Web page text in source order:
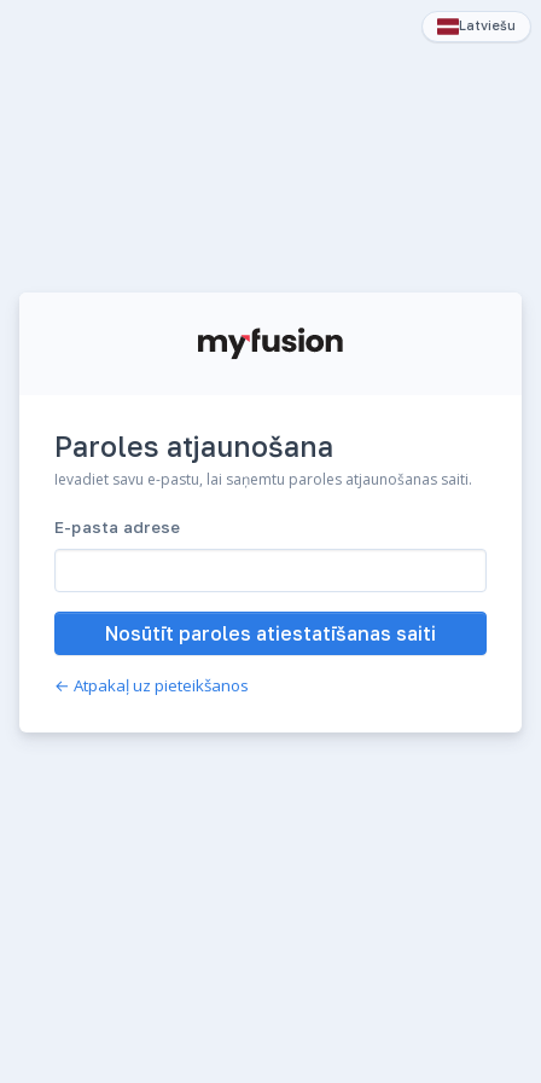
Latviešu
Paroles atjaunošana
Ievadiet savu e-pastu, lai saņemtu paroles atjaunošanas saiti.
E-pasta adrese
Nosūtīt paroles atiestatīšanas saiti
← Atpakaļ uz pieteikšanos